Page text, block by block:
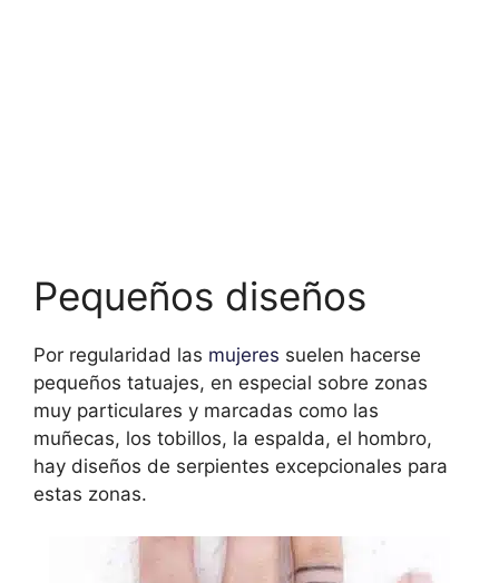
Pequeños diseños
Por regularidad las mujeres suelen hacerse
pequeños tatuajes, en especial sobre zonas
muy particulares y marcadas como las
muñecas, los tobillos, la espalda, el hombro,
hay diseños de serpientes excepcionales para
estas zonas.